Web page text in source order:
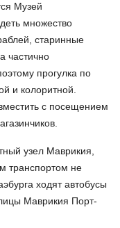
Музей
множество
старинные
частично
прогулка по
и колоритной.
с посещением
узел Маврикия,
транспортом не
ходят автобусы
Маврикия Порт-